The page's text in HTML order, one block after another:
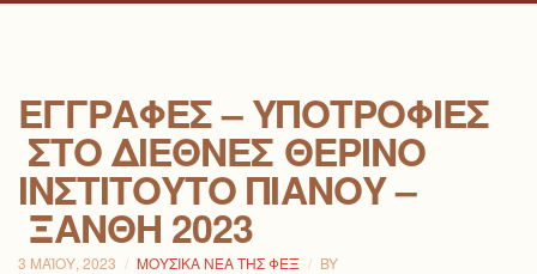
ΕΓΓΡΑΦΈΣ – ΥΠΟΤΡΟΦΊΕΣ
ΣΤΟ ΔΙΕΘΝΈΣ ΘΕΡΙΝΌ
ΙΝΣΤΙΤΟΎΤΟ ΠΙΆΝΟΥ –
ΞΆΝΘΗ 2023
3 ΜΑΪ́ΟΥ, 2023 ΜΟΥΣΙΚΆ ΝΈΑ ΤΗΣ ΦΕΞ BY